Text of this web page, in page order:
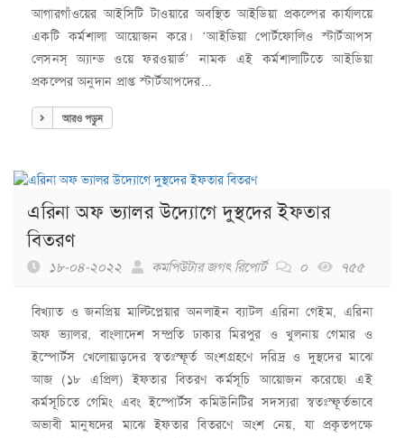
আগারগাঁওয়ের আইসিটি টাওয়ারে অবস্থিত আইডিয়া প্রকল্পের কার্যালয়ে
একটি কর্মশালা আয়োজন করে। ‘আইডিয়া পোর্টফোলিও স্টার্টআপস
লেসনস্ অ্যান্ড ওয়ে ফরওয়ার্ড’ নামক এই কর্মশালাটিতে আইডিয়া
প্রকল্পের অনুদান প্রাপ্ত স্টার্টআপদের...
আরও পড়ুন
এরিনা অফ ভ্যালর উদ্যোগে দুস্থদের ইফতার
বিতরণ
১৮-০৪-২০২২ কমপিউটার জগৎ রিপোর্ট ০ ৭৫৫
বিখ্যাত ও জনপ্রিয় মাল্টিপ্লেয়ার অনলাইন ব্যাটল এরিনা গেইম, এরিনা
অফ ভ্যালর, বাংলাদেশ সম্প্রতি ঢাকার মিরপুর ও খুলনায় গেমার ও
ইস্পোর্টস খেলোয়াড়দের স্বতঃস্ফূর্ত অংশগ্রহণে দরিদ্র ও দুস্থদের মাঝে
আজ (১৮ এপ্রিল) ইফতার বিতরণ কর্মসূচি আয়োজন করেছে৷ এই
কর্মসূচিতে গেমিং এবং ইস্পোর্টস কমিউনিটির সদস্যরা স্বতঃস্ফূর্তভাবে
অভাবী মানুষদের মাঝে ইফতার বিতরণে অংশ নেয়, যা প্রকৃতপক্ষে